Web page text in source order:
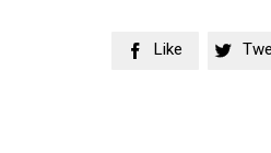
 Like 